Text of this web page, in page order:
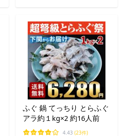
ふぐ 鍋 てっちり とらふぐ
アラ約１kg×2 約16人前
4.43 (23件)